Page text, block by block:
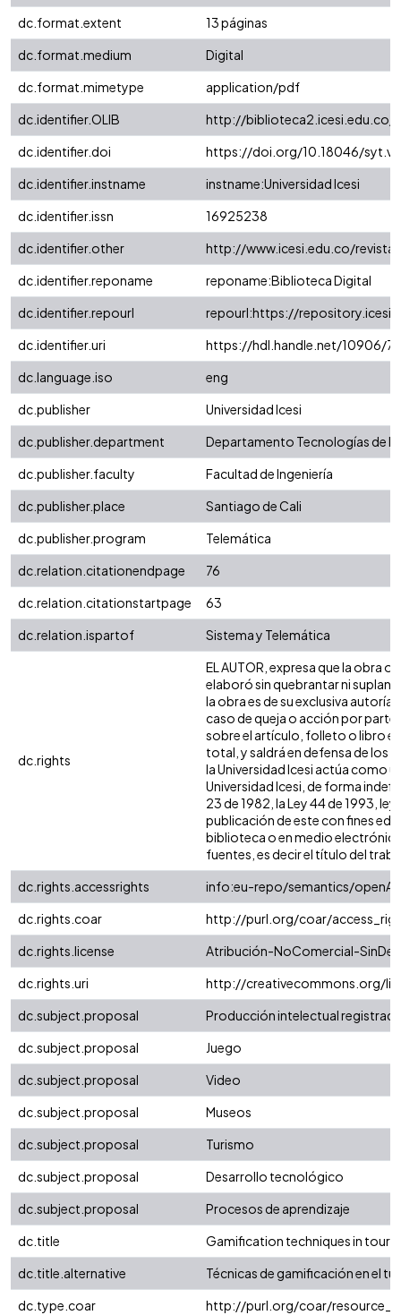
dc.format.extent
13 páginas
dc.format.medium
Digital
dc.format.mimetype
application/pdf
dc.identifier.OLIB
http://biblioteca2.icesi.edu.co/
dc.identifier.doi
https://doi.org/10.18046/
dc.identifier.instname
instname:Universidad Icesi
dc.identifier.issn
16925238
dc.identifier.other
http://www.icesi.edu.co/
dc.identifier.reponame
reponame:Biblioteca Digital
dc.identifier.repourl
repourl:https://
dc.identifier.uri
https://hdl.handle.net/10906/
dc.language.iso
eng
dc.publisher
Universidad Icesi
dc.publisher.department
Departamento Tecnologías de
dc.publisher.faculty
Facultad de Ingeniería
dc.publisher.place
Santiago de Cali
dc.publisher.program
Telemática
dc.relation.citationendpage
76
dc.relation.citationstartpage
63
dc.relation.ispartof
Sistema y Telemática
dc.rights
EL AUTOR, expresa que la obra
elaboró sin quebrantar ni
la obra es de su exclusiva autoría
caso de queja o acción por
sobre el artículo, folleto o libro
total, y saldrá en defensa de los
la Universidad Icesi actúa como
Universidad Icesi, de forma
23 de 1982, la Ley 44 de 1993,
publicación de este con fines
biblioteca o en medio
fuentes, es decir el título del
dc.rights.accessrights
info:eu-repo/semantics/
dc.rights.coar
http://purl.org/coar/
dc.rights.license
Atribución-NoComercial-
dc.rights.uri
http://creativecommons.org/
dc.subject.proposal
Producción intelectual
dc.subject.proposal
Juego
dc.subject.proposal
Video
dc.subject.proposal
Museos
dc.subject.proposal
Turismo
dc.subject.proposal
Desarrollo tecnológico
dc.subject.proposal
Procesos de aprendizaje
dc.title
Gamification techniques in
dc.title.alternative
Técnicas de gamificación en el
dc.type.coar
http://purl.org/coar/